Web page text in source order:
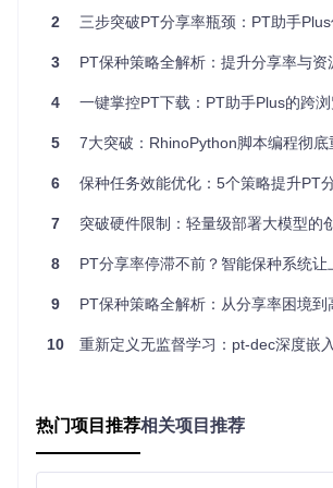
UploadTasks.vue]，提供直观的任务创
实现任务的自动化执行和状态维护
这两个模块协同工作，将用户操作转化为持
1. 初始化保种环境
首先确保你的下载客户端已正确配置：
进入设置界面，在"下载客户端"部分添加
配置默认下载路径，建议单独划分"保种
禁用客户端"自动开始下载"选项，避免带
2. 创建精准保种任务
点击"添加到保种任务"按钮
在弹出窗口中选择关联种子（如有）
设置优先级和存储路径
2 三步突破PT分享率瓶颈：PT助手
3 PT保种策略全解析：提升分享率与资源
4 一键掌控PT下载：PT助手Plus的跨浏览
5 7大突破：RhinoPython脚本编程彻底重
6 保种任务效能优化：5个策略提升PT
7 突破硬件限制：轻量级部署大模型的
8 PT分享率停滞不前？智能保种系统让
9 PT保种策略全解析：从分享率困境到
10 重新定义无监督学习：pt-dec深度嵌入聚类技术如
热门项目推荐相关项目推荐